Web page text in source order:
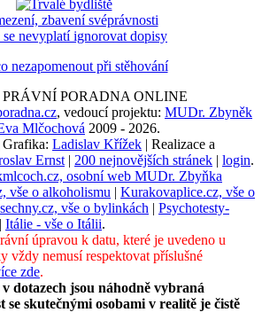
PRÁVNÍ PORADNA ONLINE
, vedoucí projektu: MUDr. Zbyněk
Mlčochová 2009 - 2026.
Grafika: Ladislav Křížek | Realizace a
Ernst | 200 nejnovějších stránek | login.
osobní web MUDr. Zbyňka
vše o alkoholismu | Kurakovaplice.cz, vše o
vše o bylinkách | Psychotesty-
| Itálie - vše o Itálii.
úpravou k datu, které je uvedeno u
vždy nemusí respektovat příslušné
zde.
dotazech jsou náhodně vybraná
se skutečnými osobami v realitě je čistě